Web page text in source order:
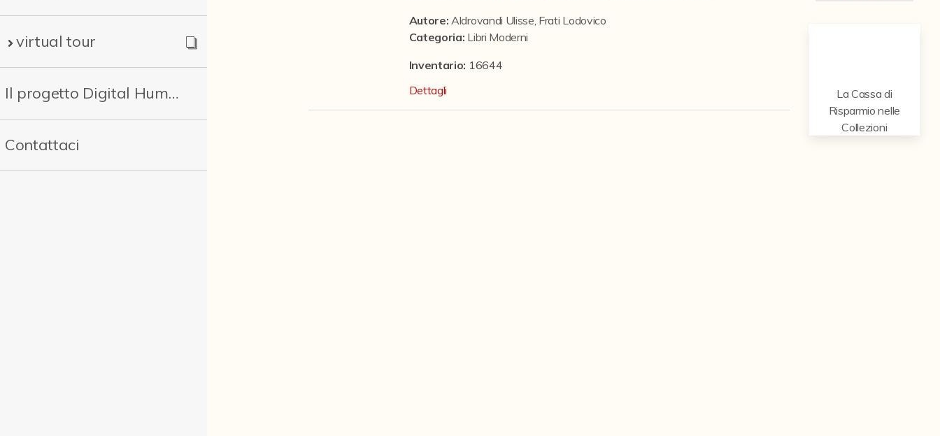
virtual tour
Il progetto Digital Humanities
Contattaci
Autore:Aldrovandi Ulisse, Frati Lodovico
Categoria: Libri Moderni
Inventario: 16644
Dettagli
La Cassa di
Risparmio nelle
Collezioni